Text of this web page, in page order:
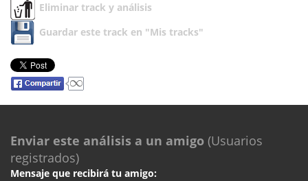
Eliminar track y análisis
Guardar este track en "Mis tracks"
Enviar este análisis a un amigo (Usuarios
registrados)
Mensaje que recibirá tu amigo: